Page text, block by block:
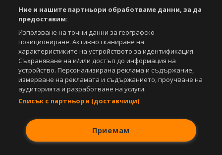
Ние и нашите партньори обработваме данни, за да
предоставим:
Използване на точни данни за географско
позициониране. Активно сканиране на
характеристиките на устройството за идентификация.
Съхраняване на и/или достъп до информация на
устройство. Персонализирана реклама и съдържание,
измерване на рекламата и съдържанието, проучване на
аудиторията и разработване на услуги.
Списък с партньори (доставчици)
Приемам